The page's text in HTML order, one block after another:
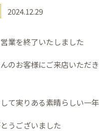
2024.12.29
業を終了いたしました
のお客様にご来店いただ
て実りある素晴らしい一
うございました